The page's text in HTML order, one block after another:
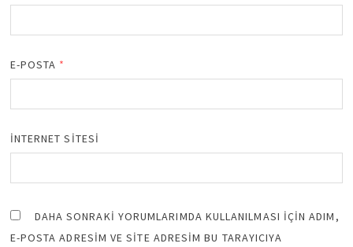
E-POSTA *
İNTERNET SITESI
DAHA SONRAKI YORUMLARIMDA KULLANILMASI IÇIN ADIM,
E-POSTA ADRESIM VE SITE ADRESIM BU TARAYICIYA